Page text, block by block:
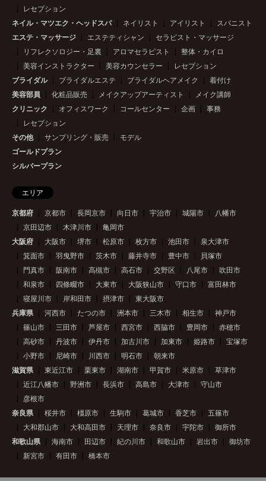
レセプション
ネイル・マツエク・ヘッドスパ
ネイリスト アイリスト
スパニスト
エステ・マッサージ
エステティシャン
セラピスト・マッサージ
リフレクソロジー・足裏
アロマセラピスト
整体・カイロ
美容インストラクター
美容カウンセラー
レセプション
ブライダル
ブライダルエステ ブライダルヘアメイク
着付け
美容部員
化粧品販売 メイクアップアーティスト
メイク講師
クリニック
オフィスワーク コールセンター 企画
事務
レセプション
その他
サンプリング・販売
モデル
ゴールドプラン
シルバープラン
エリア
京都府
京都市 長岡京市 向日市 宇治市 城陽市
八幡市
京田辺市
木津川市
亀岡市
大阪府
大阪市 堺市 松原市 枚方市 池田市
泉大津市
箕面市
羽曳野市 茨木市 藤井寺市 豊中市
貝塚市
門真市
阪南市 高槻市 高石市 交野区 八尾市
吹田市
和泉市
四條畷市 大東市 大阪狭山市 守口市
富田林市
寝屋川市
岸和田市 摂津市
東大阪市
兵庫県
河西市 たつの市 洲本市 三木市 相生市
神戸市
篠山市
三田市 芦屋市 西宮市 西脇市 豊岡市
赤穂市
高砂市
丹波市 伊丹市 加古川市 加東市 姫路市
宝塚市
小野市
尼崎市 川西市 明石市
朝来市
滋賀県
東近江市 栗東市 湖南市 甲賀市 米原市
草津市
近江八幡市
野洲市 長浜市 高島市 大津市
守山市
彦根市
奈良県
桜井市 橿原市 生駒市 葛城市 香芝市
五篠市
大和郡山市
大和高田市 天理市 奈良市 宇陀市
御所市
和歌山県
海南市 田辺市 紀の川市 和歌山市 岩出市
御坊市
新宮市
有田市 橋本市